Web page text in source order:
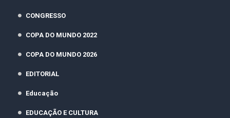
CONGRESSO
COPA DO MUNDO 2022
COPA DO MUNDO 2026
EDITORIAL
Educação
EDUCAÇÃO E CULTURA